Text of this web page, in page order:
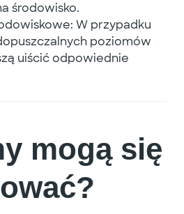
środowisko.
: W przypadku
poziomów
uiścić odpowiednie
mogą się